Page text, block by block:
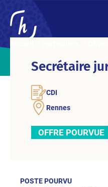
Secrétaire
CDI
Rennes
OFFRE POURVUE
POSTE POURVU